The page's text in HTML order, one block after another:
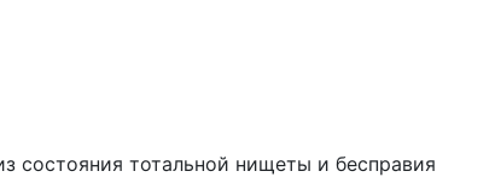
состояния тотальной нищеты и бесправия